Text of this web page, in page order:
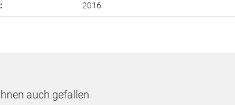
2016
auch gefallen